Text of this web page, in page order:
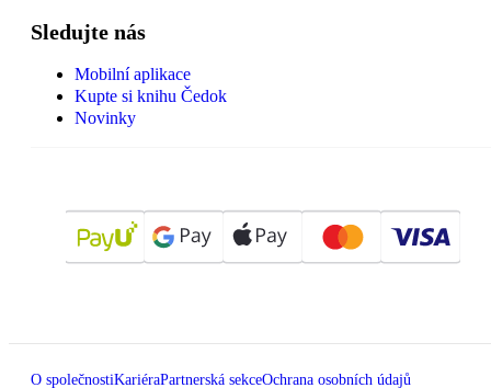
Sledujte nás
Mobilní aplikace
Kupte si knihu Čedok
Novinky
O společnostiKariéraPartnerská sekceOchrana osobních údajů